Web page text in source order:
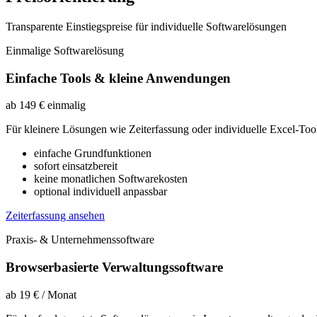
Transparente Einstiegspreise für individuelle Softwarelösungen
Einmalige Softwarelösung
Einfache Tools & kleine Anwendungen
ab 149 € einmalig
Für kleinere Lösungen wie Zeiterfassung oder individuelle Excel-
einfache Grundfunktionen
sofort einsatzbereit
keine monatlichen Softwarekosten
optional individuell anpassbar
Zeiterfassung ansehen
Praxis- & Unternehmenssoftware
Browserbasierte Verwaltungssoftware
ab 19 € / Monat